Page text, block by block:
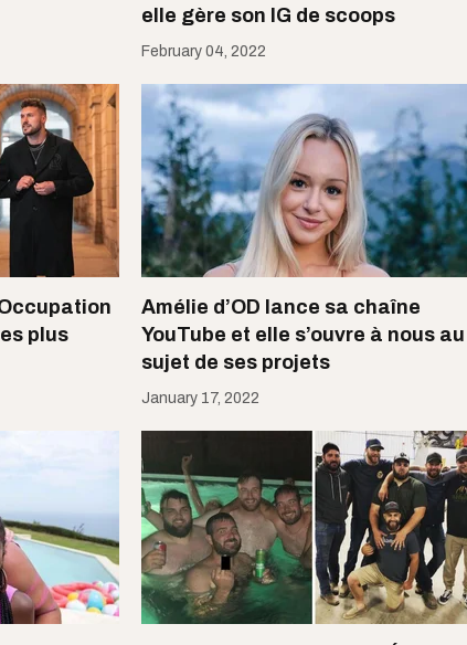
elle gère son IG de scoops
February 04, 2022
plus
Amélie d’OD lance sa chaîne
YouTube et elle s’ouvre à nous au
sujet de ses projets
January 17, 2022